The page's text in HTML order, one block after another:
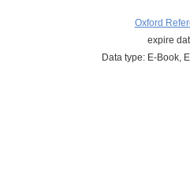
Oxford
expire
Data type: E-Book,